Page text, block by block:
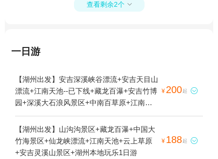
查看剩余2个 
一日游
【湖州出发】安吉深溪峡谷漂流+安吉天目山
漂流+江南天池--已下线+藏龙百瀑+安吉竹博
园+深溪大石浪风景区+中南百草原+江南天
池滑雪场+安吉Hello Kitty乐园+江南天池汤泉
城+仙龙峡漂流+江南天池+安吉落伽山+安吉
香溢度假村+君澜石语汤池+安吉江南桃花源
+灵峰山+鲁家村+观音堂滑雪场+安吉县博物
¥ 200起 
【湖州出发】山沟沟景区+藏龙百瀑+中国大
竹海景区+仙龙峡漂流+江南天池+云上草原
+安吉灵溪山景区+湖州本地玩乐1日游
¥ 188起 